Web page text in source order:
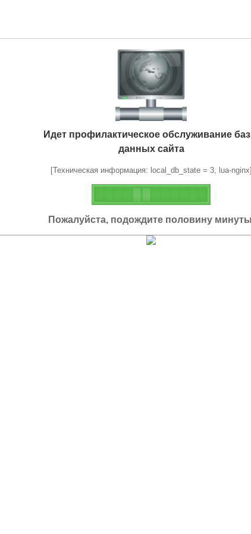
Идет профилактическое обслуживание
данных сайта
[Техническая информация: local_db_state = 3, lua-nginx]
Пожалуйста, подождите половину